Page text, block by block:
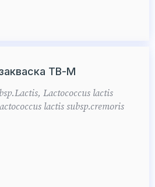
ТВ-М
Lactococcus lactis
lactis subsp.cremoris